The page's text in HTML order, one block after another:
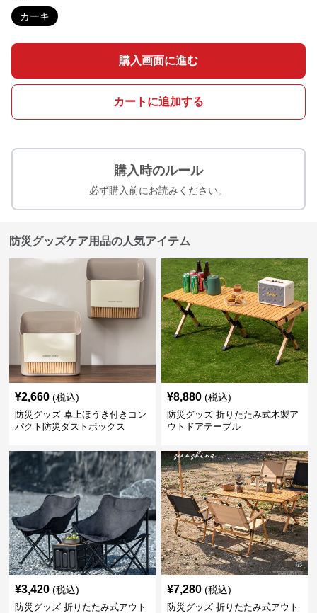
カーキ
購入画面に進む
カートに追加する
購入時のルール
必ず購入前にお読みください。
防災グッズケア用品の人気アイテム
¥2,660 (税込)
防災グッズ 卓上ほうき付きコン
パクト防災ダストボックス
¥8,880 (税込)
防災グッズ 折りたたみ式木製ア
ウトドアテーブル
¥3,420 (税込)
防災グッズ 折りたたみ式アウト
¥7,280 (税込)
防災グッズ 折りたたみ式アウト